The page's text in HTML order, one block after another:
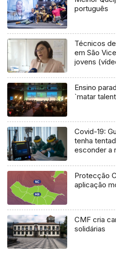
português
Técnicos
em São
jovens
Ensino
`matar
Covid-19:
tenha
esconder a
Protecção
aplicação
CMF cria
solidárias